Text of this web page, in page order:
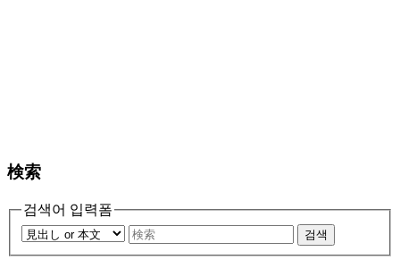
検索
검색어 입력폼
검색